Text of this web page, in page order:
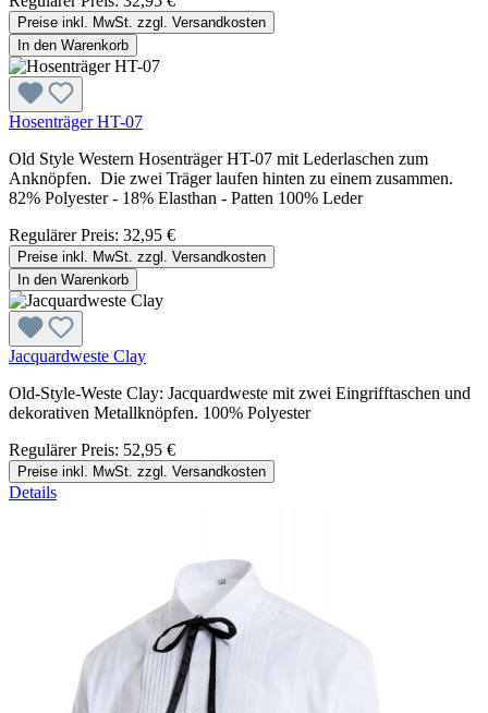
Preise inkl. MwSt. zzgl. Versandkosten
In den Warenkorb
Hosenträger HT-07
Old Style Western Hosenträger HT-07 mit Lederlaschen zum
Anknöpfen. Die zwei Träger laufen hinten zu einem zusammen.
82% Polyester - 18% Elasthan - Patten 100% Leder
Regulärer Preis: 32,95 €
Preise inkl. MwSt. zzgl. Versandkosten
In den Warenkorb
Jacquardweste Clay
Old-Style-Weste Clay: Jacquardweste mit zwei Eingrifftaschen und
dekorativen Metallknöpfen. 100% Polyester
Regulärer Preis: 52,95 €
Preise inkl. MwSt. zzgl. Versandkosten
Details